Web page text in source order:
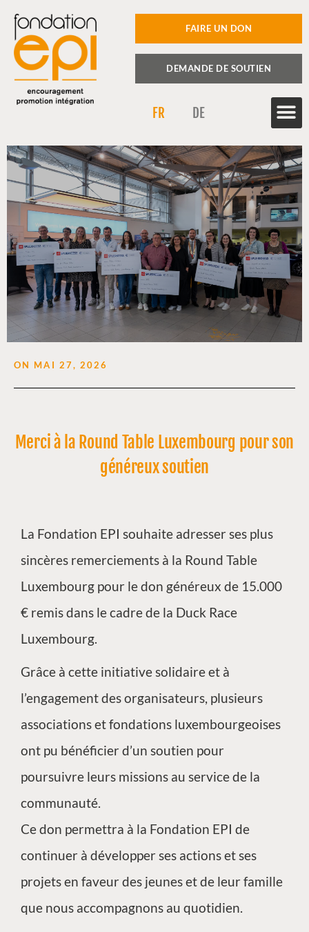
FAIRE UN DON
DEMANDE DE SOUTIEN
FR DE
ON MAI 27, 2026
Merci à la Round Table Luxembourg pour son
généreux soutien
La Fondation EPI souhaite adresser ses plus
sincères remerciements à la Round Table
Luxembourg pour le don généreux de 15.000
€ remis dans le cadre de la Duck Race
Luxembourg.
Grâce à cette initiative solidaire et à
l’engagement des organisateurs, plusieurs
associations et fondations luxembourgeoises
ont pu bénéficier d’un soutien pour
poursuivre leurs missions au service de la
communauté.
Ce don permettra à la Fondation EPI de
continuer à développer ses actions et ses
projets en faveur des jeunes et de leur famille
que nous accompagnons au quotidien.